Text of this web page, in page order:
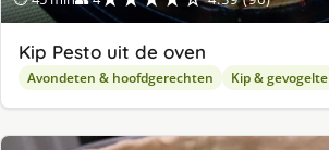
Kip Pesto uit de oven
Avondeten & hoofdgerechten Kip & gevogelte